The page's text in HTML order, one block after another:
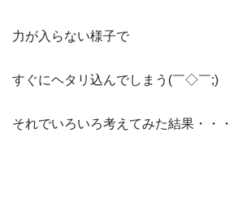
力が入らない様子で
すぐにヘタリ込んでしまう(￣◇￣;)
それでいろいろ考えてみた結果・・・